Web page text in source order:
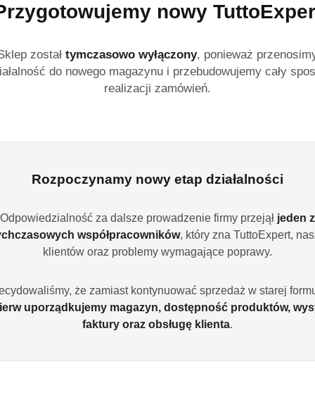
Zapisz się do Newslettera 📨
Producenci
nowy
został tymczasowo wyłączony, ponieważ
do nowego magazynu i przebudowujemy cały
realizacji zamówień.
Rozpoczynamy nowy etap działalności
Odpowiedzialność za dalsze prowadzenie firmy przejął jeden z
współpracowników, który zna TuttoExpert,
klientów oraz problemy wymagające poprawy.
że zamiast kontynuować sprzedaż w starej
uporządkujemy magazyn, dostępność produktów,
faktury oraz obsługę klienta.